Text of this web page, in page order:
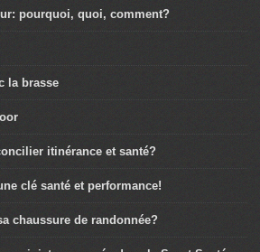
pourquoi, quoi, comment?
la brasse
itinérance et santé?
clé santé et performance!
chaussure de randonnée?